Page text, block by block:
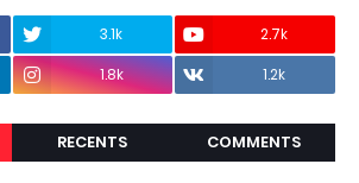
3.1k
2.7k
1.8k 1.2k
RECENTS COMMENTS